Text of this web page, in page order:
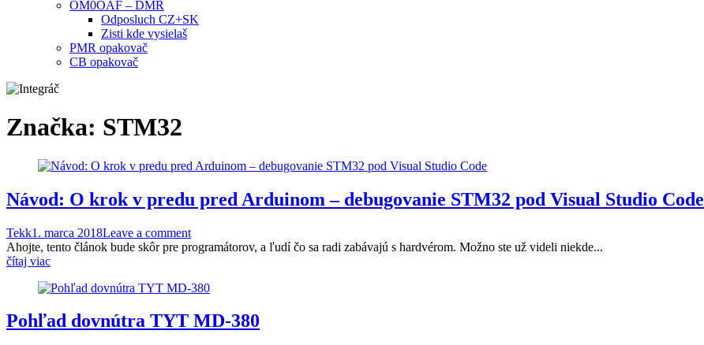
OM0OAF – DMR
Odposluch CZ+SK
Zisti kde vysielaš
PMR opakovač
CB opakovač
Značka: STM32
Návod: O krok v predu pred Arduinom – debugovanie STM32 pod Visual Studio Code
Tekk1. marca 2018Leave a comment
Ahojte, tento článok bude skôr pre programátorov, a ľudí čo sa radi zabávajú s hardvérom. Možno ste už videli niekde...
čítaj viac
Pohľad dovnútra TYT MD-380